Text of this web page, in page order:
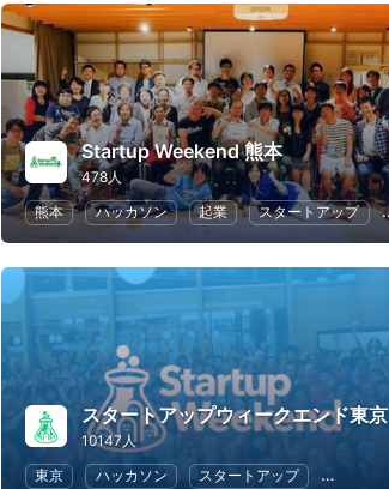
Startup Weekend 熊本
478人
熊本
ハッカソン 起業 スタートアップ
スタートアップウィークエンド東京
10147人
東京
ハッカソン スタートアップ デザイン